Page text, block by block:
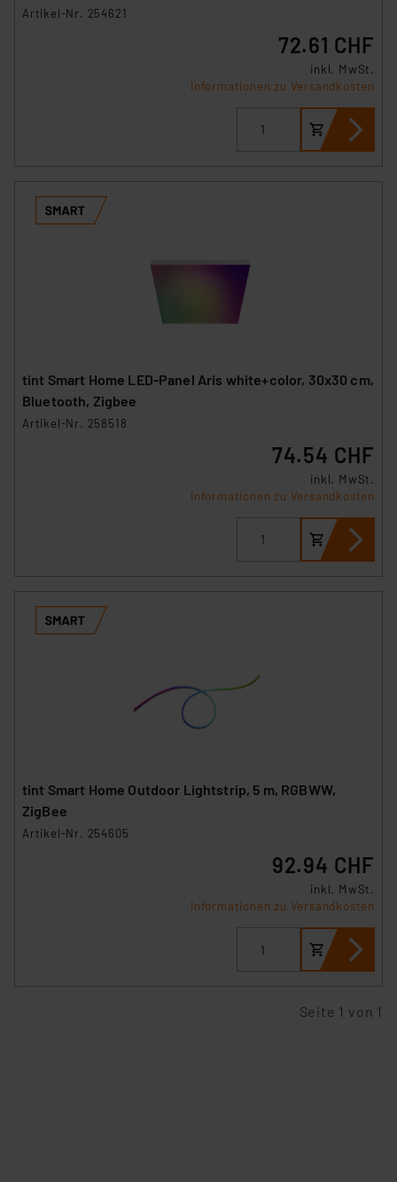
Artikel-Nr. 254621
72.61 CHF
inkl. MwSt.
Informationen zu Versandkosten
tint Smart Home LED-Panel Aris white+color, 30x30 cm,
Bluetooth, Zigbee
Artikel-Nr. 258518
74.54 CHF
inkl. MwSt.
Informationen zu Versandkosten
tint Smart Home Outdoor Lightstrip, 5 m, RGBWW,
ZigBee
Artikel-Nr. 254605
92.94 CHF
inkl. MwSt.
Informationen zu Versandkosten
Seite 1 von 1